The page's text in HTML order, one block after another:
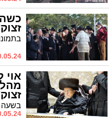
10.05.24, מערכת
אוי
10.05.24, מערכת